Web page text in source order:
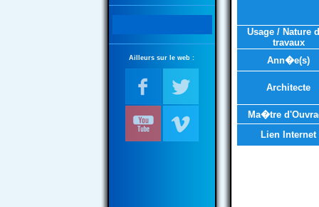
Ailleurs sur le web :
Usage / Nature
travaux
Ann�e(s)
Architecte
Ma�tre
Lien Internet